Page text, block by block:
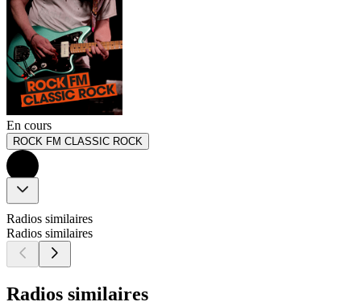
En cours
ROCK FM CLASSIC ROCK
Radios similaires
Radios similaires
Radios similaires